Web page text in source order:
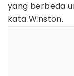
yang berbeda
kata Winston.